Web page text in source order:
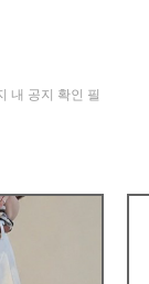
내 공지 확인 필